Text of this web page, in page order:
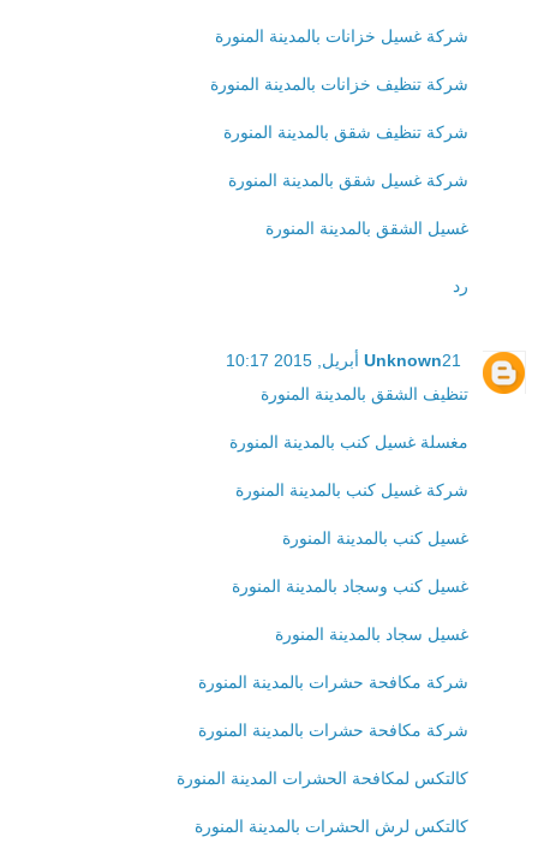
شركة غسيل خزانات بالمدينة المنورة
شركة تنظيف خزانات بالمدينة المنورة
شركة تنظيف شقق بالمدينة المنورة
شركة غسيل شقق بالمدينة المنورة
غسيل الشقق بالمدينة المنورة
رد
Unknown21 أبريل, 2015 10:17
تنظيف الشقق بالمدينة المنورة
مغسلة غسيل كنب بالمدينة المنورة
شركة غسيل كنب بالمدينة المنورة
غسيل كنب بالمدينة المنورة
غسيل كنب وسجاد بالمدينة المنورة
غسيل سجاد بالمدينة المنورة
شركة مكافحة حشرات بالمدينة المنورة
شركة مكافحة حشرات بالمدينة المنورة
كالتكس لمكافحة الحشرات المدينة المنورة
كالتكس لرش الحشرات بالمدينة المنورة